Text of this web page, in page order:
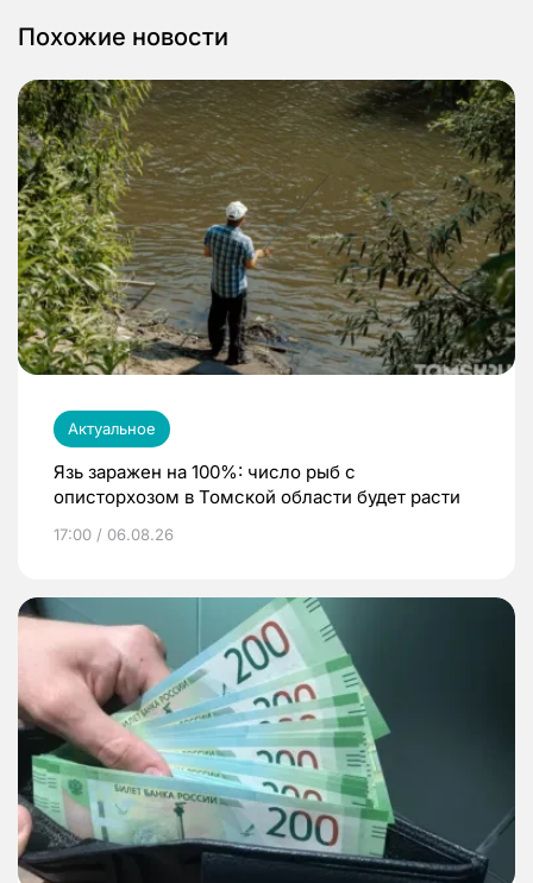
Похожие новости
Актуальное
Язь заражен на 100%: число рыб с
описторхозом в Томской области будет расти
17:00 / 06.08.26